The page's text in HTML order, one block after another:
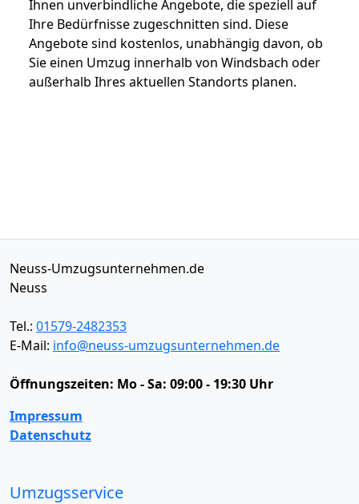
Ihnen unverbindliche Angebote, die speziell auf
Ihre Bedürfnisse zugeschnitten sind. Diese
Angebote sind kostenlos, unabhängig davon, ob
Sie einen Umzug innerhalb von Windsbach oder
außerhalb Ihres aktuellen Standorts planen.
Neuss-Umzugsunternehmen.de
Neuss
Tel.: 01579-2482353
E-Mail: info@neuss-umzugsunternehmen.de
Öffnungszeiten: Mo - Sa: 09:00 - 19:30 Uhr
Impressum
Datenschutz
Umzugsservice